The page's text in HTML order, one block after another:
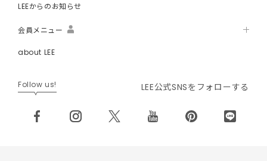
LEEからのお知らせ
会員メニュー
about LEE
Follow us! LEE公式SNSをフォローする